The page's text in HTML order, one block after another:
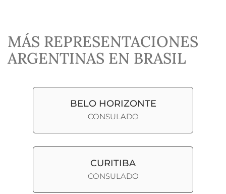
MÁS REPRESENTACIONES
ARGENTINAS EN BRASIL
BELO HORIZONTE
CONSULADO
CURITIBA
CONSULADO